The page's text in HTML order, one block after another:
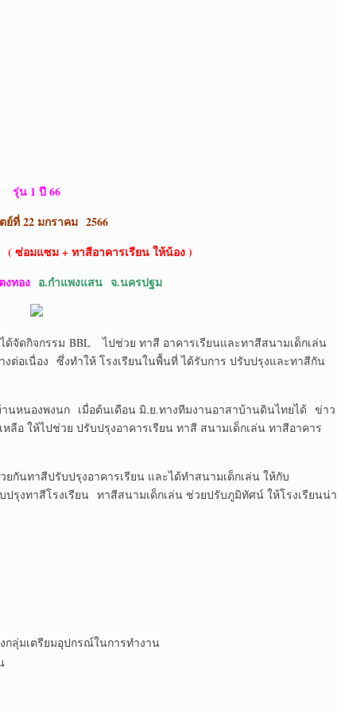
รุ่น 1 ปี 66
ย์ที่ 22 มกราคม 2566
( ซ่อมแซม + ทาสีอาคารเรียน ให้น้อง )
งทอง อ.กำแพงแสนจ.นครปฐม
กรรม BBL ไปช่วย ทาสี อาคารเรียนและทาสีสนามเด็กเล่น
อเนื่อง ซึ่งทำให้ โรงเรียนในพื้นที่ ได้รับการ ปรับปรุงและทาสีกัน
งพงนก เมื่อต้นเดือน มิ.ย.ทางทีมงานอาสาบ้านดินไทยได้ ข่าว
อ ให้ไปช่วย ปรับปรุงอาคารเรียน ทาสี สนามเด็กเล่น ทาสีอาคาร
กันทาสีปรับปรุงอาคารเรียน และได้ทำสนามเด็กเล่น ให้กับ
รุงทาสีโรงเรียน ทาสีสนามเด็กเล่น ช่วยปรับภูมิทัศน์ ให้โรงเรียนน่า
มเตรียมอุปกรณ์ในการทำงาน